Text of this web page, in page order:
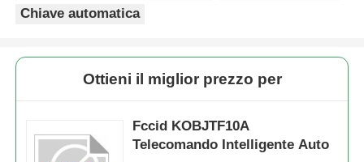
Chiave automatica
Ottieni il miglior prezzo per
Fccid KOBJTF10A
Telecomando Intelligente Auto